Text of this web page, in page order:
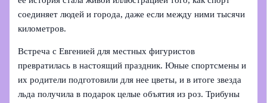
соединяет людей и города, даже если между ними тысячи
километров.
Встреча с Евгенией для местных фигуристов
превратилась в настоящий праздник. Юные спортсмены и
их родители подготовили для нее цветы, и в итоге звезда
льда получила в подарок целые объятия из роз. Трибуны